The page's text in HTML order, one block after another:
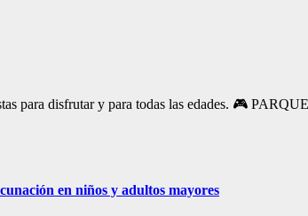
para disfrutar y para todas las edades. 🎮
en niños y adultos mayores